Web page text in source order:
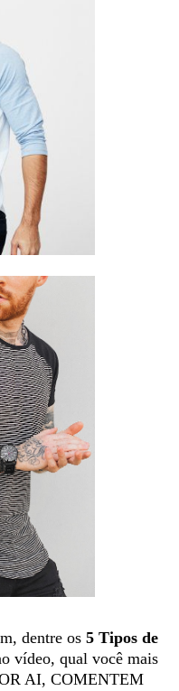
dentre os 5 Tipos de
vídeo, qual você mais
AI, COMENTEM